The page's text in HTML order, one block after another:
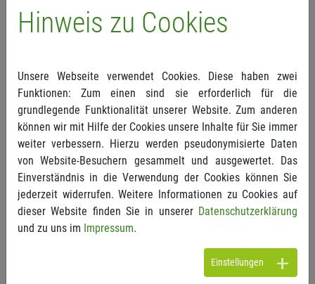
Leistungen nach § 115 e-f SGB V.
Drücker eine Regelung eingefügt, die – zu Ende
gedacht – nichts anderes ist, als eine Nivellierung
des dualen Krankenversicherungssystems“,
konstatiert Stefan Tilgner, Geschäftsführendes
Vorstandsmitglied des PVS Verbandes.
„Wir erwarten, dass die Bundesregierung
kurzfristig nachjustiert und für Rechtssicherheit
sorgt. Der Koalitionsvertrag verbietet, das
Verhältnis von PKV und GKV anzutasten. Mit
man jedoch genau das und startet einen Testballon
zur Bürgerversicherung“, so Tilgner abschließend.
Hinweis zu Cookies
Unsere Webseite verwendet Cookies. Diese haben zwei
Funktionen: Zum einen sind sie erforderlich für die
grundlegende Funktionalität unserer Website. Zum anderen
können wir mit Hilfe der Cookies unsere Inhalte für Sie immer
weiter verbessern. Hierzu werden pseudonymisierte Daten
von Website-Besuchern gesammelt und ausgewertet. Das
Einverständnis in die Verwendung der Cookies können Sie
jederzeit widerrufen. Weitere Informationen zu Cookies auf
dieser Website finden Sie in unserer Datenschutzerklärung
und zu uns im Impressum.
Einstellungen